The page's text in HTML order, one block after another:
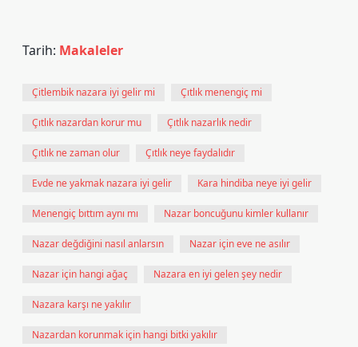
Tarih: Makaleler
Çitlembik nazara iyi gelir mi Çıtlık menengiç mi
Çıtlık nazardan korur mu Çıtlık nazarlık nedir
Çıtlık ne zaman olur Çıtlık neye faydalıdır
Evde ne yakmak nazara iyi gelir Kara hindiba neye iyi gelir
Menengiç bıttım aynı mı Nazar boncuğunu kimler kullanır
Nazar değdiğini nasıl anlarsın Nazar için eve ne asılır
Nazar için hangi ağaç Nazara en iyi gelen şey nedir
Nazara karşı ne yakılır
Nazardan korunmak için hangi bitki yakılır